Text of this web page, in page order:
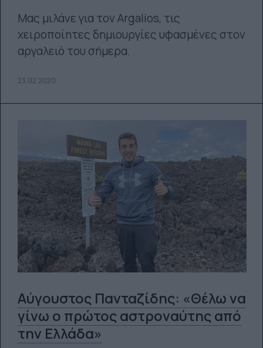
Μας μιλάνε για τον Argalios, τις
χειροποίητες δημιουργίες υφασμένες στον
αργαλειό του σήμερα.
23.02.2020
Αύγουστος Πανταζίδης: «Θέλω να
γίνω ο πρώτος αστροναύτης από
την Ελλάδα»